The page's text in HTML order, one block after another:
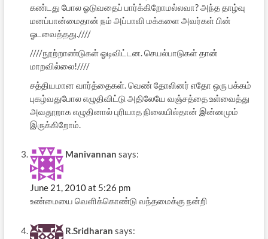
கண்டது போல ஓடுவதைப் பார்க்கிறோமல்லவா? அந்த தாழ்வு
மனப்பான்மைதான் நம் அப்பாவி மக்களை அவர்கள் பின்
ஓடவைத்தது.////
////நூற்றாண்டுகள் ஓடிவிட்டன. செயல்பாடுகள் தான்
மாறவில்லை!////
சத்தியமான வார்த்தைகள். வெண் தோலினர் எதோ ஒரு பக்கம்
புகழ்வதுபோல எழுதிவிட்டு அதிலேயே வஞ்சத்தை உள்வைத்து
அவதூறாக எழுதினால் புரியாத நிலையில்தான் இன்னமும்
இருக்கிறோம்.
Manivannan says:
June 21, 2010 at 5:26 pm
உண்மையை வெளிக்கொண்டு வந்தமைக்கு நன்றி
R.Sridharan says: